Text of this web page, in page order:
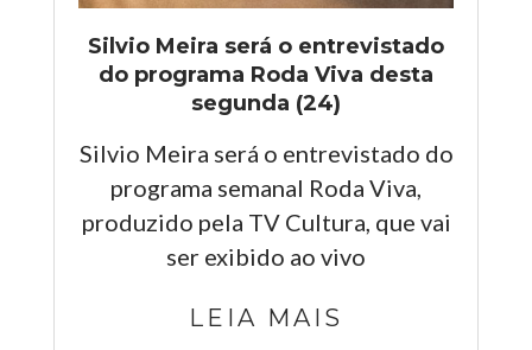
Silvio Meira será o entrevistado
do programa Roda Viva desta
segunda (24)
Silvio Meira será o entrevistado do
programa semanal Roda Viva,
produzido pela TV Cultura, que vai
ser exibido ao vivo
LEIA MAIS